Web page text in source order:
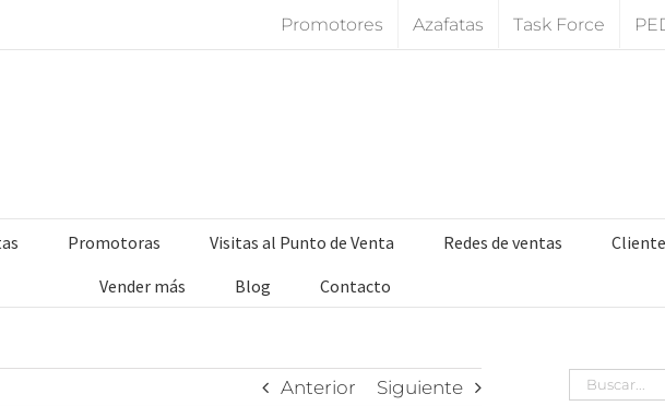
Promotores Azafatas Task Force
Promotoras Visitas al Punto de Venta Redes de ventas
Vender más
Blog Contacto
Anterior Siguiente Buscar: